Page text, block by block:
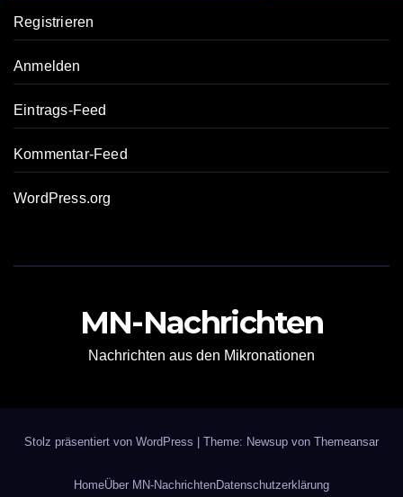
Registrieren
Anmelden
Eintrags-Feed
Kommentar-Feed
WordPress.org
MN-Nachrichten
Nachrichten aus den Mikronationen
Stolz präsentiert von WordPress Theme: Newsup von Themeansar
HomeÜber MN-NachrichtenDatenschutzerklärung